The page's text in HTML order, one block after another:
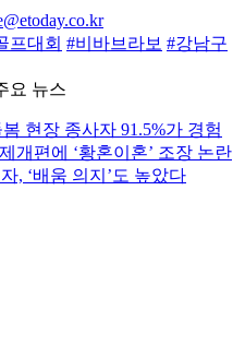
프대회 #비바브라보 #강남구
요 뉴스
현장 종사자 91.5%가 경험
개편에 ‘황혼이혼’ 조장 논란
, ‘배움 의지’도 높았다